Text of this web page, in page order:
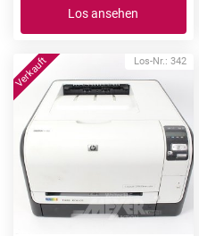
Los ansehen
Los-Nr.: 342